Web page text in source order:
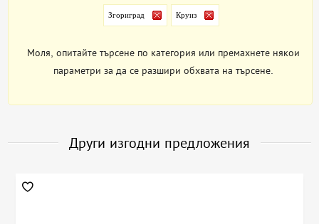
Згориград Круиз
Моля, опитайте търсене по категория или премахнете някои
параметри за да се разшири обхвата на търсене.
Други изгодни предложения